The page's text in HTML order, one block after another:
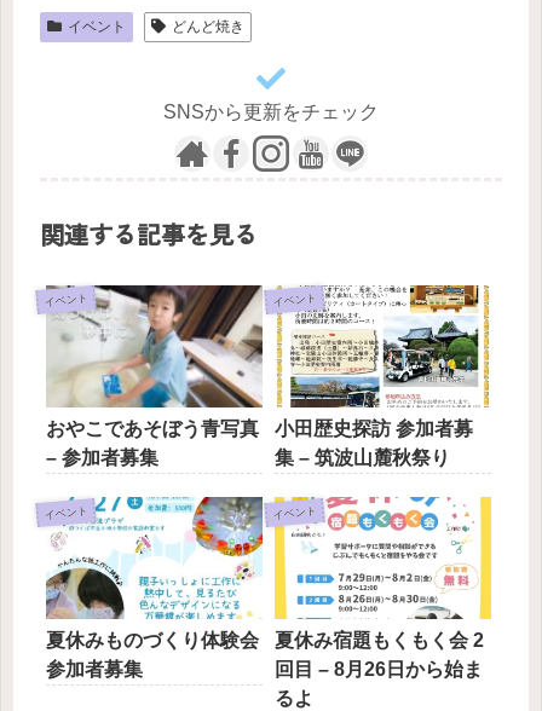
イベント どんど焼き
SNSから更新をチェック
関連する記事を見る
イベント
おやこであそぼう青写真
– 参加者募集
イベント
小田歴史探訪 参加者募
集 – 筑波山麓秋祭り
イベント
夏休みものづくり体験会
参加者募集
イベント
夏休み宿題もくもく会 2
回目 – 8月26日から始ま
るよ